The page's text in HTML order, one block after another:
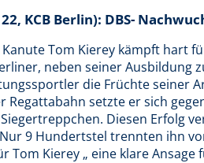
KCB Berlin): DBS-
Tom Kierey kämpft hart
neben seiner Ausbildung
die Früchte seiner
Regattabahn setzte er sich
Diesen Erfolg
9 Hundertstel trennten ihn
Tom Kierey „ eine klare Ansage